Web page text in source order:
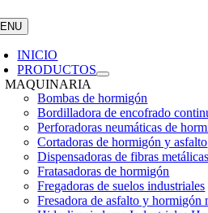
INICIO
PRODUCTOS
MAQUINARIA
Bombas de hormigón
Bordilladora de encofrado
Perforadoras neumáticas de
Cortadoras de hormigón y asfalto
Dispensadoras de fibras
Fratasadoras de hormigón
Fregadoras de suelos industriales
Fresadora de asfalto y hormigón